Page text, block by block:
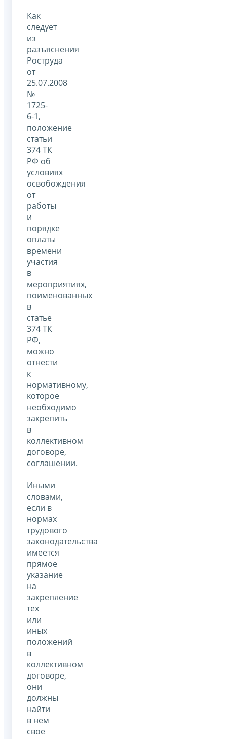
Как
следует
из
разъяснения
Роструда
от
25.07.2008
№
1725-
6-1,
положение
статьи
374 ТК
РФ об
условиях
освобождения
от
работы
и
порядке
оплаты
времени
участия
в
мероприятиях,
поименованных
в
статье
374 ТК
РФ,
можно
отнести
к
нормативному,
которое
необходимо
закрепить
в
коллективном
договоре,
соглашении.
Иными
словами,
если в
нормах
трудового
законодательства
имеется
прямое
указание
на
закрепление
тех
или
иных
положений
в
коллективном
договоре,
они
должны
найти
в нем
свое